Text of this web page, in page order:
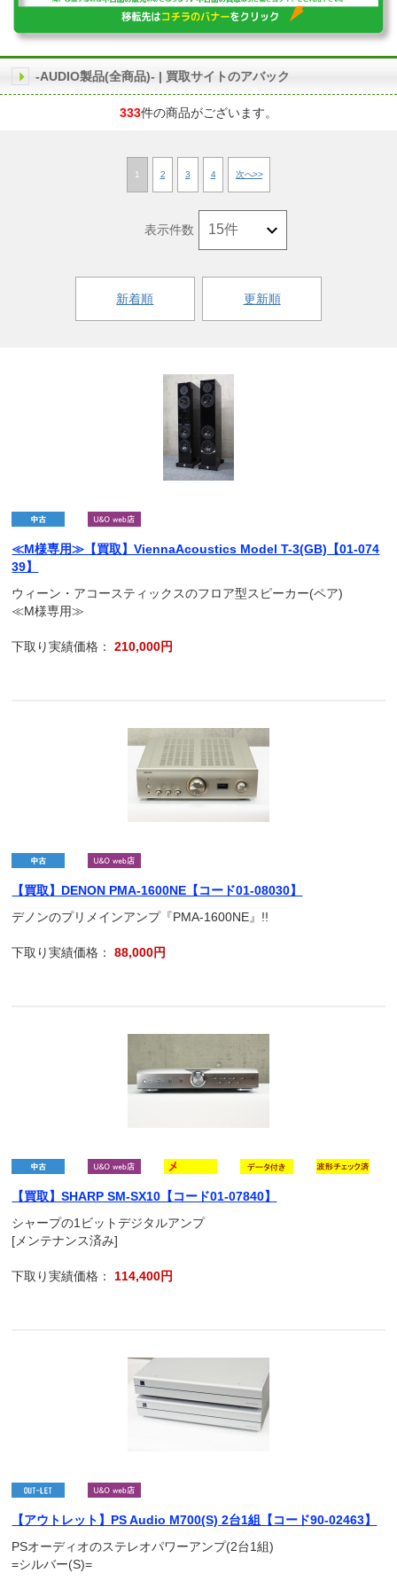
-AUDIO製品(全商品)- | 買取サイトのアバック
333件の商品がございます。
1 2 3 4 次へ>>
新着順 更新順
表示件数
≪M様専用≫【買取】ViennaAcoustics Model T-3(GB)【01-074
39】
ウィーン・アコースティックスのフロア型スピーカー(ペア)
≪M様専用≫
下取り実績価格：210,000円
【買取】DENON PMA-1600NE【コード01-08030】
デノンのプリメインアンプ『PMA-1600NE』!!
下取り実績価格：88,000円
【買取】SHARP SM-SX10【コード01-07840】
シャープの1ビットデジタルアンプ
[メンテナンス済み]
下取り実績価格： 114,400円
【アウトレット】PS Audio M700(S) 2台1組【コード90-02463】
PSオーディオのステレオパワーアンプ(2台1組)
=シルバー(S)=